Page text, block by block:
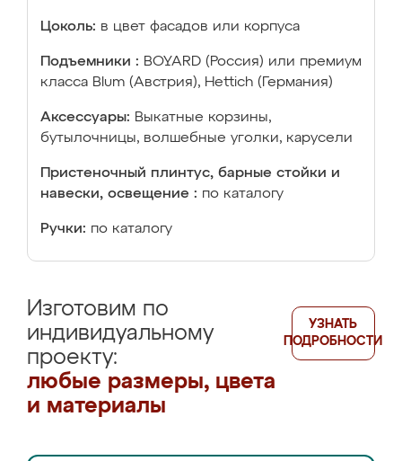
Цоколь: в цвет фасадов или корпуса
Подъемники : BOYARD (Россия) или премиум
класса Blum (Австрия), Hettich (Германия)
Аксессуары: Выкатные корзины,
бутылочницы, волшебные уголки, карусели
Пристеночный плинтус, барные стойки и
навески, освещение : по каталогу
Ручки: по каталогу
Изготовим по
индивидуальному
проекту:
любые размеры, цвета
и материалы
УЗНАТЬ
ПОДРОБНОСТИ